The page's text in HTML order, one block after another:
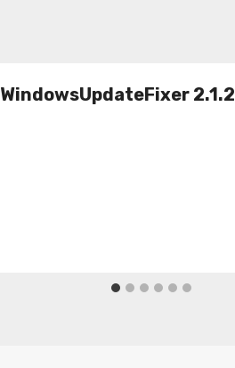
WindowsUpdateFixer 2.1.2